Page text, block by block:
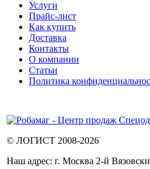
Услуги
Прайс-лист
Как купить
Доставка
Контакты
О компании
Статьи
Политика
© ЛОГИСТ 2008-2026
Наш адрес: г. Москва 2-й